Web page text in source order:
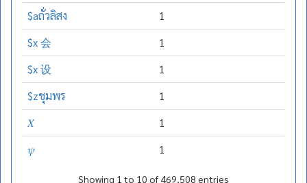
$aถั่วลิสง
1
$x 会
1
$x 设
1
$zชุมพร
1
𝑋
1
𝜓
1
Showing 1 to 10 of 469,508 entries